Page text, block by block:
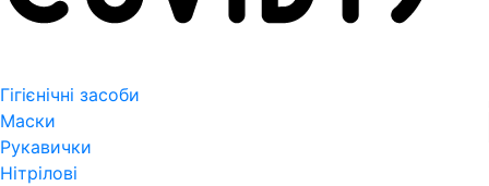
Гігієнічні засоби
Маски
Рукавички
Нітрілові